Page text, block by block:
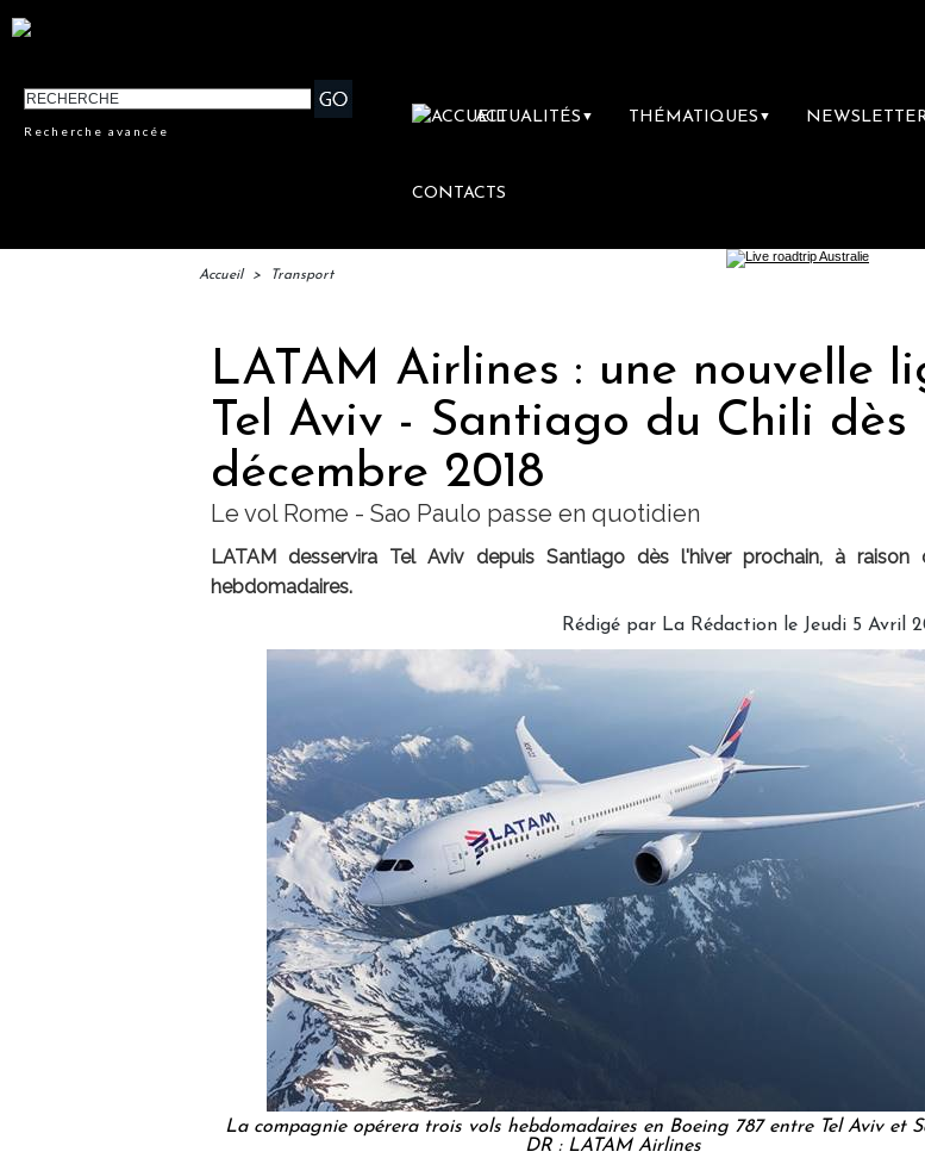
Recherche avancée
ACTUALITÉS ▼ THÉMATIQUES ▼
CONTACTS
Accueil > Transport
LATAM Airlines : une nouvelle
Tel Aviv - Santiago du Chili dès
décembre 2018
Le vol Rome - Sao Paulo passe en quotidien
LATAM desservira Tel Aviv depuis Santiago dès l'hiver prochain, à
hebdomadaires.
Rédigé par La Rédaction le Jeudi 5 Avril
La compagnie opérera trois vols hebdomadaires en Boeing 787 entre Tel Aviv et
DR : LATAM Airlines